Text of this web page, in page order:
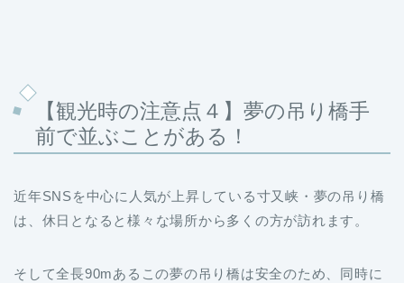
【観光時の注意点４】夢の吊り橋手
前で並ぶことがある！
近年SNSを中心に人気が上昇している寸又峡・夢の吊り橋
は、休日となると様々な場所から多くの方が訪れます。
そして全長90mあるこの夢の吊り橋は安全のため、同時に